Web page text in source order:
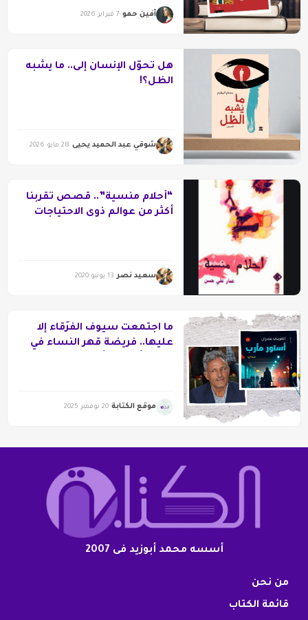
آفين حمو 7 فبراير 2026
هل تحوّل الإنسان إلى.. ما يشبه
الظل؟!
شوقي عبد الحميد يحيى 28 مايو 2026
“أحلام منسية”.. قصص تقربنا
أكثر من عوالم ذوى الاحتياجات
سعيد نصر 13 يونيو 2020
ما اجتمعت سيوف الفُرَقاء إلا
عليها.. فريضة قهر النساء في
موقع الكتابة 20 نوفمبر 2025
أسسه محمد أبوزيد فى 2007
من نحن
قائمة الكتاب